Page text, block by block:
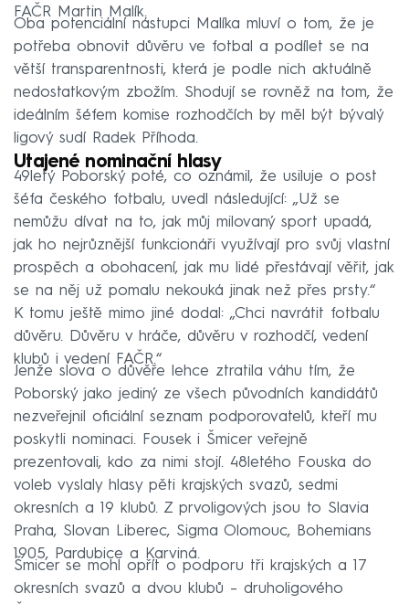
FAČR Martin Malík.
Oba potenciální nástupci Malíka mluví o tom, že je
potřeba obnovit důvěru ve fotbal a podílet se na
větší transparentnosti, která je podle nich aktuálně
nedostatkovým zbožím. Shodují se rovněž na tom, že
ideálním šéfem komise rozhodčích by měl být bývalý
ligový sudí Radek Příhoda.
Utajené nominační hlasy
49letý Poborský poté, co oznámil, že usiluje o post
šéfa českého fotbalu, uvedl následující: „Už se
nemůžu dívat na to, jak můj milovaný sport upadá,
jak ho nejrůznější funkcionáři využívají pro svůj vlastní
prospěch a obohacení, jak mu lidé přestávají věřit, jak
se na něj už pomalu nekouká jinak než přes prsty.“
K tomu ještě mimo jiné dodal: „Chci navrátit fotbalu
důvěru. Důvěru v hráče, důvěru v rozhodčí, vedení
klubů i vedení FAČR.“
Jenže slova o důvěře lehce ztratila váhu tím, že
Poborský jako jediný ze všech původních kandidátů
nezveřejnil oficiální seznam podporovatelů, kteří mu
poskytli nominaci. Fousek i Šmicer veřejně
prezentovali, kdo za nimi stojí. 48letého Fouska do
voleb vyslaly hlasy pěti krajských svazů, sedmi
okresních a 19 klubů. Z prvoligových jsou to Slavia
Praha, Slovan Liberec, Sigma Olomouc, Bohemians
1905, Pardubice a Karviná.
Šmicer se mohl opřít o podporu tři krajských a 17
okresních svazů a dvou klubů – druholigového